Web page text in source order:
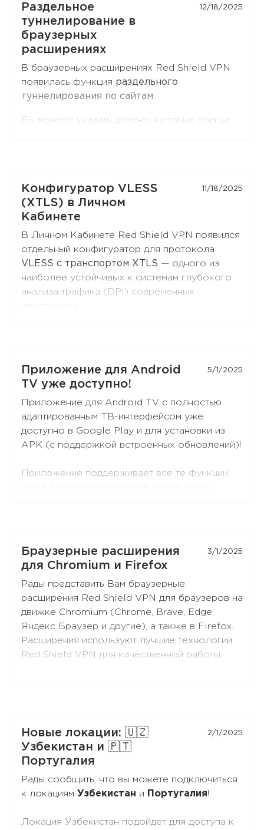
Раздельное
туннелирование в
браузерных
расширениях
12/18/2025
В браузерных расширениях Red Shield VPN
появилась функция раздельного
туннелирования по сайтам.
Вы можете указать домены, которые всегда
доступна и вChromium-браузерах
(Chrome,
Brave, Edge, Яндекс Браузер), и в
последней версии, если не видите эту
Конфигуратор VLESS
(XTLS) в Личном
Кабинете
11/18/2025
В Личном Кабинете Red Shield VPN появился
отдельный конфигуратор для протокола
VLESS с транспортом XTLS — одного из
наиболее устойчивых к системам глубокого
анализа трафика (DPI) современных
v2rayNG, v2rayN, Hiddifyи других.
Приложение для Android
TV уже доступно!
5/1/2025
Приложение для Android TV с полностью
адаптированным ТВ-интерфейсом уже
доступно в Google Play и для установки из
APK (с поддержкой встроенных обновлений)!
Приложение поддерживает все те функции,
Устанавливайте приложение на Ваши
Android-приставки и ТВ, и наслаждайтесь
свободным интернетом!
Браузерные расширения
для Chromium и Firefox
3/1/2025
Рады представить Вам браузерные
расширения Red Shield VPN для браузеров на
движке Chromium (Chrome, Brave, Edge,
Яндекс Браузер и другие), а также в Firefox.
Расширения используют лучшие технологии
Red Shield VPN для качественной работы.
Новые локации: 🇺🇿
Узбекистан и 🇵🇹
Португалия
2/1/2025
Рады сообщить, что вы можете подключиться
к локациям Узбекистан и Португалия!
Локация Узбекистан подойдёт для доступа к